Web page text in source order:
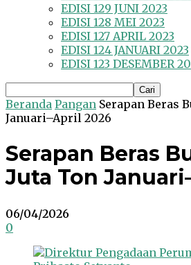
EDISI 129 JUNI 2023
EDISI 128 MEI 2023
EDISI 127 APRIL 2023
EDISI 124 JANUARI 2023
EDISI 123 DESEMBER
Beranda Pangan Serapan Beras
Januari–April 2026
Serapan Beras
Juta Ton
06/04/2026
0